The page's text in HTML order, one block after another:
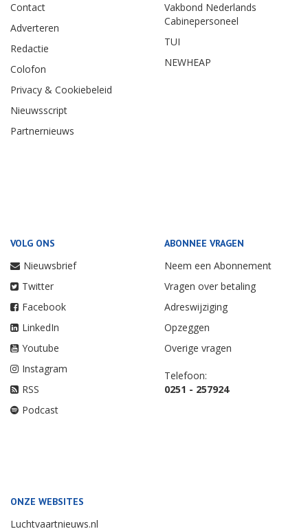
Contact
Adverteren
Redactie
Colofon
Privacy & Cookiebeleid
Nieuwsscript
Partnernieuws
Vakbond Nederlands
Cabinepersoneel
TUI
NEWHEAP
VOLG ONS
Nieuwsbrief
Twitter
Facebook
LinkedIn
Youtube
Instagram
RSS
Podcast
ABONNEE VRAGEN
Neem een Abonnement
Vragen over betaling
Adreswijziging
Opzeggen
Overige vragen
Telefoon:
0251 - 257924
ONZE WEBSITES
Luchtvaartnieuws.nl